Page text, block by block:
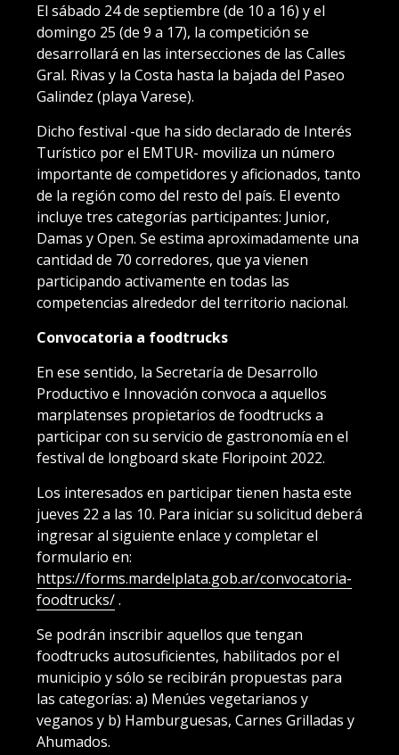
El sábado 24 de septiembre (de 10 a 16) y el
domingo 25 (de 9 a 17), la competición se
desarrollará en las intersecciones de las Calles
Gral. Rivas y la Costa hasta la bajada del Paseo
Galindez (playa Varese).
Dicho festival -que ha sido declarado de Interés
Turístico por el EMTUR- moviliza un número
importante de competidores y aficionados, tanto
de la región como del resto del país. El evento
incluye tres categorías participantes: Junior,
Damas y Open. Se estima aproximadamente una
cantidad de 70 corredores, que ya vienen
participando activamente en todas las
competencias alrededor del territorio nacional.
Convocatoria a foodtrucks
En ese sentido, la Secretaría de Desarrollo
Productivo e Innovación convoca a aquellos
marplatenses propietarios de foodtrucks a
participar con su servicio de gastronomía en el
festival de longboard skate Floripoint 2022.
Los interesados en participar tienen hasta este
jueves 22 a las 10. Para iniciar su solicitud deberá
ingresar al siguiente enlace y completar el
formulario en:
https://forms.mardelplata.gob.ar/convocatoria-
foodtrucks/.
Se podrán inscribir aquellos que tengan
foodtrucks autosuficientes, habilitados por el
municipio y sólo se recibirán propuestas para
las categorías: a) Menúes vegetarianos y
veganos y b) Hamburguesas, Carnes Grilladas y
Ahumados.